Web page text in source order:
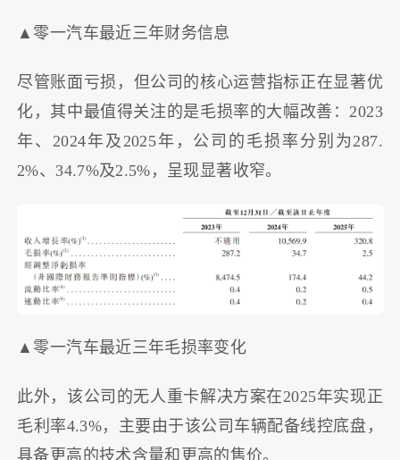
▲零一汽车最近三年财务信息
尽管账面亏损，但公司的核心运营指标正在显著优
化，其中最值得关注的是毛损率的大幅改善：2023
年、2024年及2025年，公司的毛损率分别为287.
2%、34.7%及2.5%，呈现显著收窄。
▲零一汽车最近三年毛损率变化
此外，该公司的无人重卡解决方案在2025年实现正
毛利率4.3%，主要由于该公司车辆配备线控底盘，
具备更高的技术含量和更高的售价。